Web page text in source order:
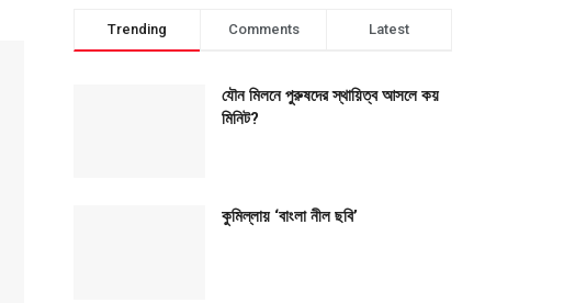
Trending Comments Latest
যৌন মিলনে পুরুষদের স্থায়িত্ব আসলে কয়
মিনিট?
কুমিল্লায় ‘বাংলা নীল ছবি’